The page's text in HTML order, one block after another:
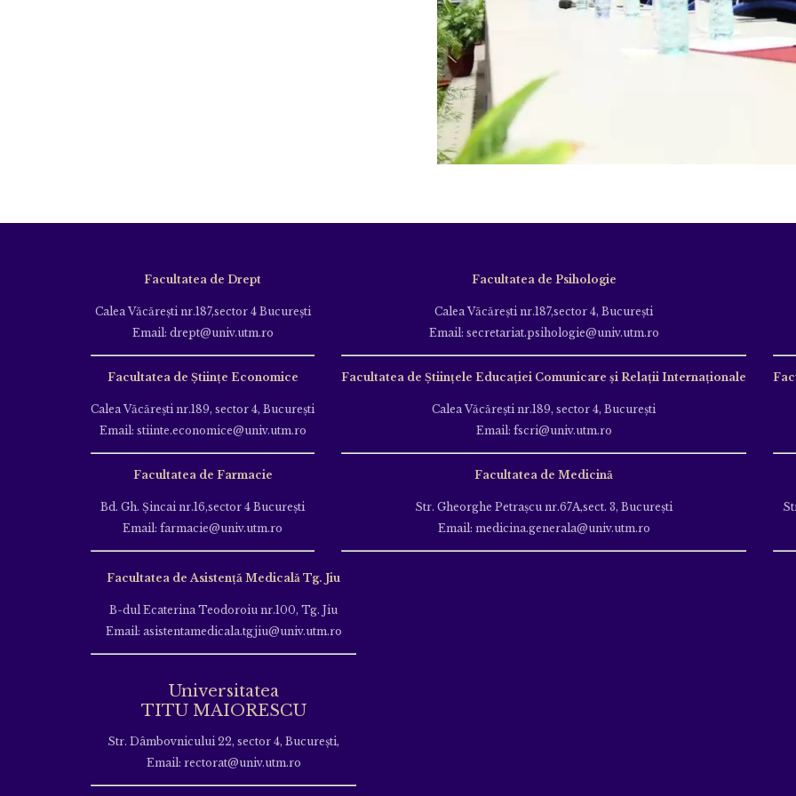
Facultatea de Drept
Calea Văcăreşti nr.187,sector 4 Bucureşti
Email: drept@univ.utm.ro
Facultatea de Științe Economice
Calea Văcăreşti nr.189, sector 4, Bucureşti
Email: stiinte.economice@univ.utm.ro
Facultatea de Farmacie
Bd. Gh. Şincai nr.16,sector 4 Bucureşti
Email: farmacie@univ.utm.ro
Facultatea de Psihologie
Calea Văcăreşti nr.187,sector 4, Bucureşti
Email: secretariat.psihologie@univ.utm.ro
Facultatea de Ştiinţele Educației Comunicare și Relații Internaționale
Calea Văcăreşti nr.189, sector 4, Bucureşti
Email: fscri@univ.utm.ro
Facultatea de Medicină
Str. Gheorghe Petraşcu nr.67A,sect. 3, Bucureşti
Email: medicina.generala@univ.utm.ro
Facultatea de Asistență Medicală Tg. Jiu
B-dul Ecaterina Teodoroiu nr.100, Tg. Jiu
Email: asistentamedicala.tgjiu@univ.utm.ro
Universitatea
TITU MAIORESCU
Str. Dâmbovnicului 22, sector 4, București,
Email: rectorat@univ.utm.ro